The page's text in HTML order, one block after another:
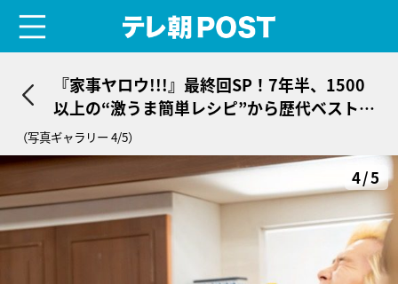
『家事ヤロウ!!!』最終回SP！7年半、1500
以上の“激うま簡単レシピ”から歴代ベスト1
0発表
（写真ギャラリー 4/5）
4/5